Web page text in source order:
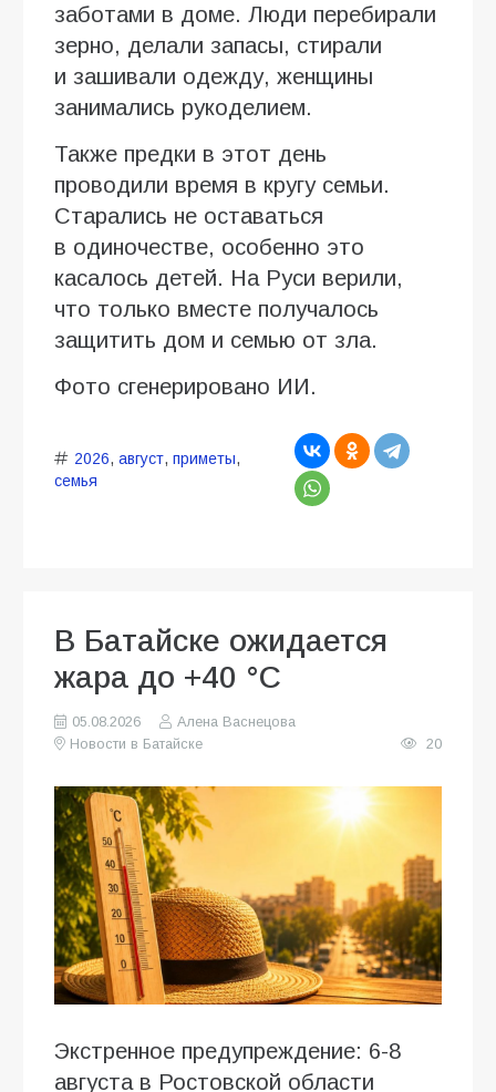
заботами в доме. Люди перебирали
зерно, делали запасы, стирали
и зашивали одежду, женщины
занимались рукоделием.
Также предки в этот день
проводили время в кругу семьи.
Старались не оставаться
в одиночестве, особенно это
касалось детей. На Руси верили,
что только вместе получалось
защитить дом и семью от зла.
Фото сгенерировано ИИ.
2026, август, приметы,
семья
В Батайске ожидается
жара до +40 °C
05.08.2026
Алена Васнецова
Новости в Батайске
20
Экстренное предупреждение: 6-8
августа в Ростовской области